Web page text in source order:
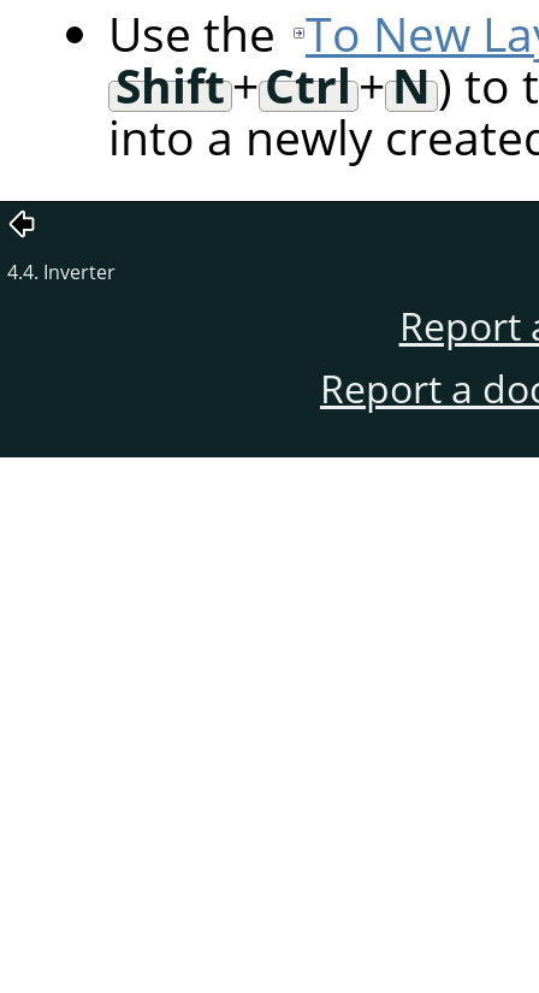
Use the To New
Shift+Ctrl+N) to
into a newly
4.4. Inverter
Report
Report a